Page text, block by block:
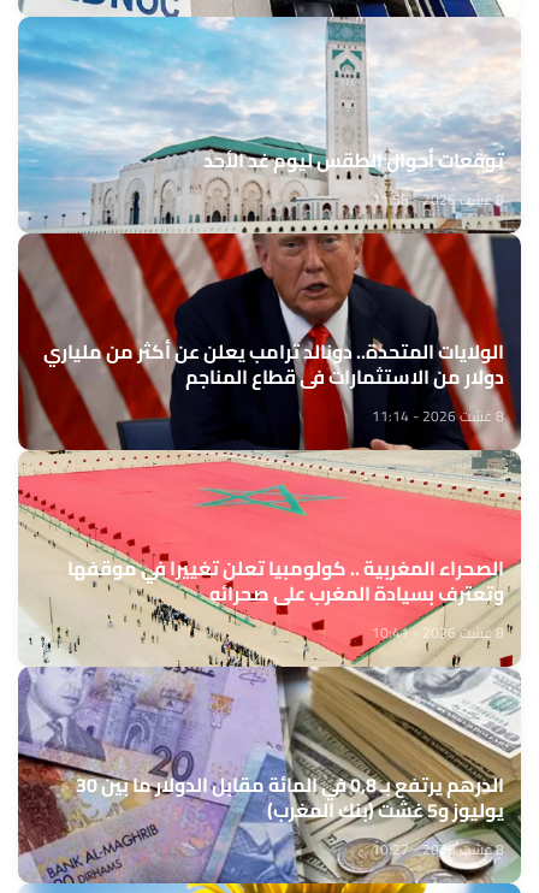
توقعات أحوال الطقس ليوم غد الأحد
8 غشت 2026 - 11:58
الولايات المتحدة.. دونالد ترامب يعلن عن أكثر من ملياري
دولار من الاستثمارات في قطاع المناجم
8 غشت 2026 - 11:14
الصحراء المغربية .. كولومبيا تعلن تغييرا في موقفها
وتعترف بسيادة المغرب على صحرائه
8 غشت 2026 - 10:41
الدرهم يرتفع بـ 0,8 في المائة مقابل الدولار ما بين 30
يوليوز و5 غشت (بنك المغرب)
8 غشت 2026 - 10:27